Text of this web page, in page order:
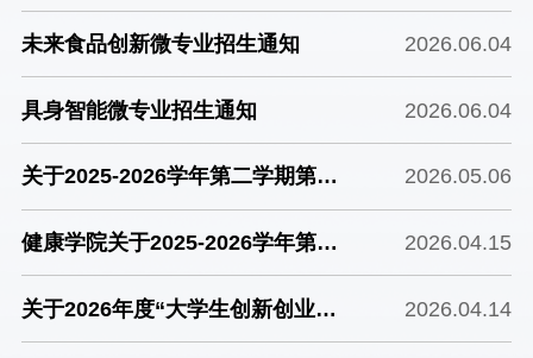
学期第二批创新创业大作业学分认
定的通知
未来食品创新微专业招生通知 2026.06.04
具身智能微专业招生通知 2026.06.04
关于2025-2026学年第二学期第一
批创新创业大作业学分认定的公示
2026.05.06
健康学院关于2025-2026学年第二
学期第一批创新创业大作业学分认
定的通知
2026.04.15
关于2026年度“大学生创新创业训
练计划”项目结题情况的公示
2026.04.14